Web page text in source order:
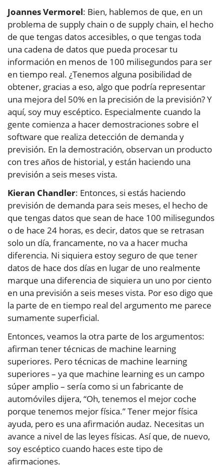
Joannes Vermorel: Bien, hablemos de que, en un
problema de supply chain o de supply chain, el hecho
de que tengas datos accesibles, o que tengas toda
una cadena de datos que pueda procesar tu
información en menos de 100 milisegundos para ser
en tiempo real. ¿Tenemos alguna posibilidad de
obtener, gracias a eso, algo que podría representar
una mejora del 50% en la precisión de la previsión? Y
aquí, soy muy escéptico. Especialmente cuando la
gente comienza a hacer demostraciones sobre el
software que realiza detección de demanda y
previsión. En la demostración, observan un producto
con tres años de historial, y están haciendo una
previsión a seis meses vista.
Kieran Chandler: Entonces, si estás haciendo
previsión de demanda para seis meses, el hecho de
que tengas datos que sean de hace 100 milisegundos
o de hace 24 horas, es decir, datos que se retrasan
solo un día, francamente, no va a hacer mucha
diferencia. Ni siquiera estoy seguro de que tener
datos de hace dos días en lugar de uno realmente
marque una diferencia de siquiera un uno por ciento
en una previsión a seis meses vista. Por eso digo que
la parte de en tiempo real del argumento me parece
sumamente superficial.
Entonces, veamos la otra parte de los argumentos:
afirman tener técnicas de machine learning
superiores. Pero técnicas de machine learning
superiores – ya que machine learning es un campo
súper amplio – sería como si un fabricante de
automóviles dijera, “Oh, tenemos el mejor coche
porque tenemos mejor física.” Tener mejor física
ayuda, pero es una afirmación audaz. Necesitas un
avance a nivel de las leyes físicas. Así que, de nuevo,
soy escéptico cuando haces este tipo de
afirmaciones.